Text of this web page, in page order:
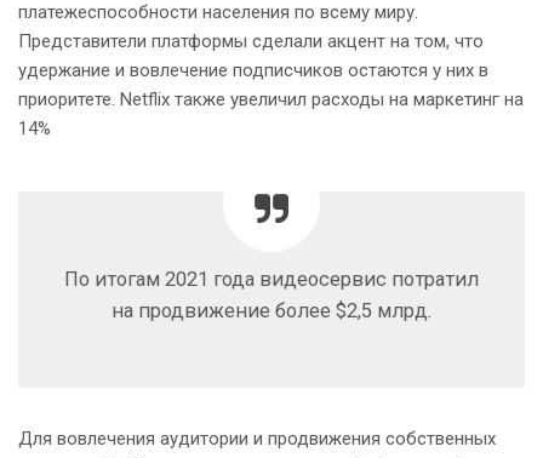
платежеспособности населения по всему миру.
Представители платформы сделали акцент на том, что
удержание и вовлечение подписчиков остаются у них в
приоритете. Netflix также увеличил расходы на маркетинг на
14%
По итогам 2021 года видеосервис потратил
на продвижение более $2,5 млрд.
Для вовлечения аудитории и продвижения собственных